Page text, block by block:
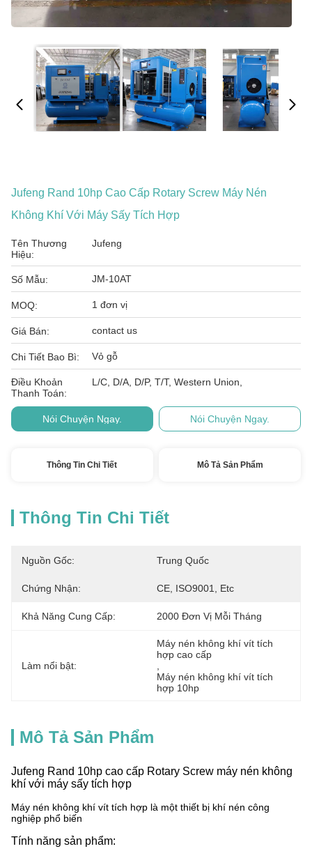
Jufeng Rand 10hp Cao Cấp Rotary Screw Máy Nén
Không Khí Với Máy Sấy Tích Hợp
Tên Thương
Hiệu:
Jufeng
Số Mẫu: JM-10AT
MOQ: 1 đơn vị
Giá Bán: contact us
Chi Tiết Bao Bì: Vỏ gỗ
Điều Khoản
Thanh Toán:
L/C, D/A, D/P, T/T, Western Union,
Nói Chuyện Ngay. Nói Chuyện Ngay.
Thông Tin Chi Tiết Mô Tả Sản Phẩm
Thông Tin Chi Tiết
Nguồn Gốc: Trung Quốc
Chứng Nhận: CE, ISO9001, Etc
Khả Năng Cung Cấp: 2000 Đơn Vị Mỗi Tháng
Làm nổi bật:
Máy nén không khí vít tích
hợp cao cấp
Máy nén không khí vít tích
hợp 10hp
Mô Tả Sản Phẩm
Jufeng Rand 10hp cao cấp Rotary Screw máy nén không
khí với máy sấy tích hợp
Máy nén không khí vít tích hợp là một thiết bị khí nén công
nghiệp phổ biến
Tính năng sản phẩm: